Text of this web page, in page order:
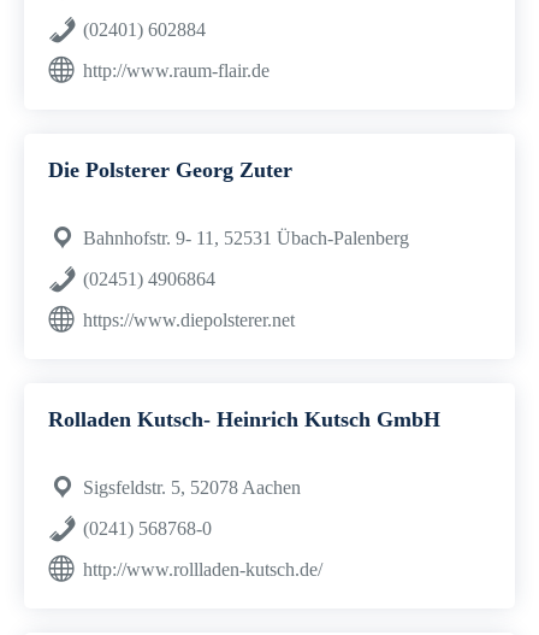
(02401) 602884
http://www.raum-flair.de
Die Polsterer Georg Zuter
Bahnhofstr. 9- 11, 52531 Übach-Palenberg
(02451) 4906864
https://www.diepolsterer.net
Rolladen Kutsch- Heinrich Kutsch GmbH
Sigsfeldstr. 5, 52078 Aachen
(0241) 568768-0
http://www.rollladen-kutsch.de/